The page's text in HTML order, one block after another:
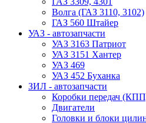
Волга (ГАЗ 3110, 3102)
ГАЗ 560 Штайер
УАЗ - автозапчасти
УАЗ 3163 Патриот
УАЗ 3151 Хантер
УАЗ 469
УАЗ 452 Буханка
ЗИЛ - автозапчасти
Коробки передач
Двигатели
Головки и блоки